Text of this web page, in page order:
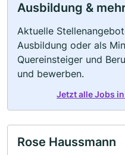
Ausbildung &
Aktuelle
Ausbildung oder als
Quereinsteiger und
und bewerben.
Jetzt alle Jobs
Rose Haussmann